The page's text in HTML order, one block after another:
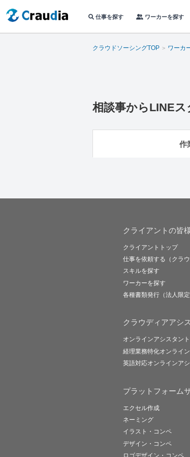
仕事を探す ワーカーを探す
クラウドソーシングTOP ワーカ
相談事からLINE
作
クライアントの皆
クライアントトップ
仕事を依頼する（クラウ
スキルを探す
ワーカーを探す
各種書類発行（法人限定
クラウディアアシ
オンラインアシスタント
経理業務特化オンライ
英語対応オンラインア
プラットフォーム
エクセル作成
ネーミング
イラスト・コンペ
デザイン・コンペ
ロゴデザイン・コンペ